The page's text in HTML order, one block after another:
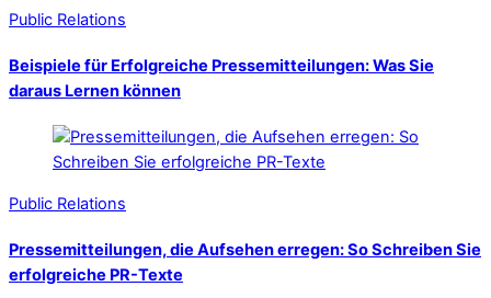
Public Relations
Beispiele für Erfolgreiche Pressemitteilungen: Was Sie
daraus Lernen können
Public Relations
Pressemitteilungen, die Aufsehen erregen: So Schreiben Sie
erfolgreiche PR-Texte